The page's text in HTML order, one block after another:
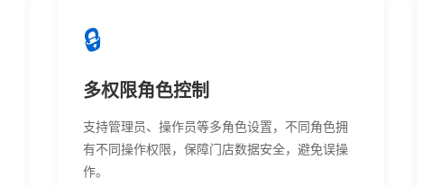
🔒
多权限角色控制
支持管理员、操作员等多角色设置，不同角色拥
有不同操作权限，保障门店数据安全，避免误操
作。